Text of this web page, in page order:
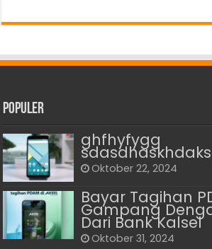
Populer
ghfhyfygg
Oktober 22, 2024
Bayar Tagihan
Gampang
Dari Bank Kalsel
Oktober 31, 2024